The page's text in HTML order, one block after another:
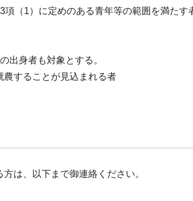
（1）に定めのある青年等の範囲を満たす
出身者も対象とする。
することが見込まれる者
は、以下まで御連絡ください。